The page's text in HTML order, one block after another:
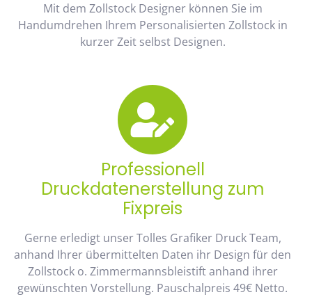
Mit dem Zollstock Designer können Sie im
Handumdrehen Ihrem Personalisierten Zollstock in
kurzer Zeit selbst Designen.
Professionell
Druckdatenerstellung zum
Fixpreis
Gerne erledigt unser Tolles Grafiker Druck Team,
anhand Ihrer übermittelten Daten ihr Design für den
Zollstock o. Zimmermannsbleistift anhand ihrer
gewünschten Vorstellung. Pauschalpreis 49€ Netto.